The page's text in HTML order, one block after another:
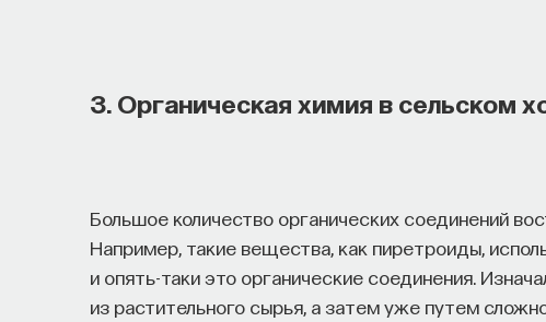
3. Органическая химия в сельском
Большое количество органических соединений
Например, такие вещества, как пиретроиды,
и опять-таки это органические соединения.
из растительного сырья, а затем уже путем